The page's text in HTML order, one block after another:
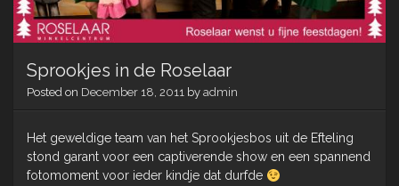
Sprookjes in de Roselaar
Posted on December 18, 2011 by admin
Het geweldige team van het Sprookjesbos uit de Efteling
stond garant voor een captiverende show en een spannend
fotomoment voor ieder kindje dat durfde